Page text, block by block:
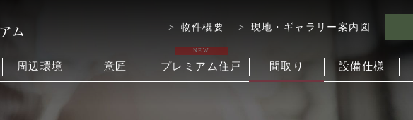
物件概要 現地・ギャラリー案内図
周辺環境 意匠
NEW
プレミアム住戸 間取り 設備仕様